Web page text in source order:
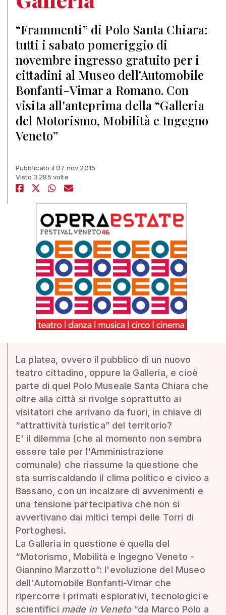
“Frammenti” di Polo Santa Chiara:
tutti i sabato pomeriggio di
novembre ingresso gratuito per i
cittadini al Museo dell'Automobile
Bonfanti-Vimar a Romano. Con
visita all'anteprima della “Galleria
del Motorismo, Mobilità e Ingegno
Veneto”
Pubblicato il 07 nov 2015
Visto 3.285 volte
La platea, ovvero il pubblico di un nuovo
teatro cittadino, oppure la Galleria, e cioè
parte di quel Polo Museale Santa Chiara che
oltre alla città si rivolge soprattutto ai
visitatori che arrivano da fuori, in chiave di
“attrattività turistica” del territorio?
E' il dilemma (che al momento non sembra
essere tale per l'Amministrazione
comunale) che riassume la questione che
sta surriscaldando il clima politico e civico a
Bassano, con un incalzare di avvenimenti e
una tensione partecipativa che non si
avvertivano dai mitici tempi delle Torri di
Portoghesi.
La Galleria in questione è quella del
“Motorismo, Mobilità e Ingegno Veneto -
Giannino Marzotto”: l'evoluzione del Museo
dell'Automobile Bonfanti-Vimar che
ripercorre i primati esplorativi, tecnologici e
scientifici made in Veneto“da Marco Polo a